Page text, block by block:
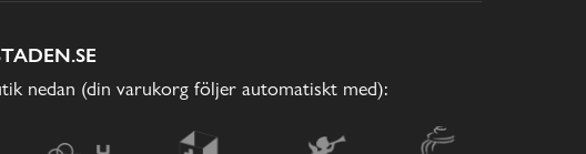
nedan (din varukorg följer automatiskt med):